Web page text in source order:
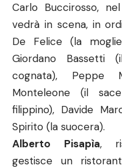
Carlo Buccirosso,
vedrà in scena, in
De Felice (la
Giordano Bassetti
cognata), Peppe
Monteleone (il
filippino), Davide
Spirito (la suocera).
Alberto Pisapìa,
gestisce un